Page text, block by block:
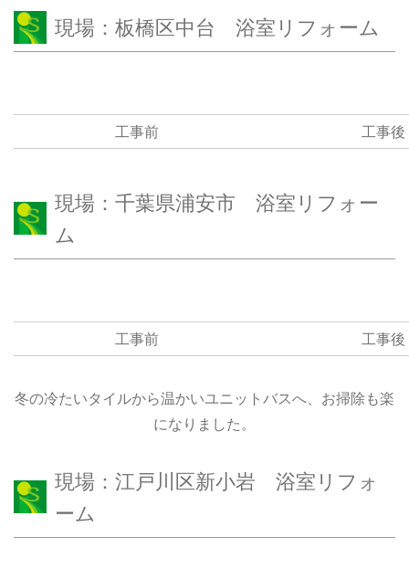
現場：板橋区中台 浴室リフォーム
工事前 工事後
現場：千葉県浦安市 浴室リフォー
ム
工事前 工事後
冬の冷たいタイルから温かいユニットバスへ、お掃除も楽
になりました。
現場：江戸川区新小岩 浴室リフォ
ーム